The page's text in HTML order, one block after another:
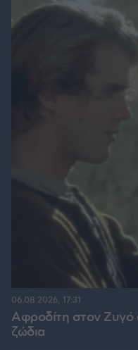
Αφροδίτη στον Ζυγό
ζώδια
06.08.2026, 17:31